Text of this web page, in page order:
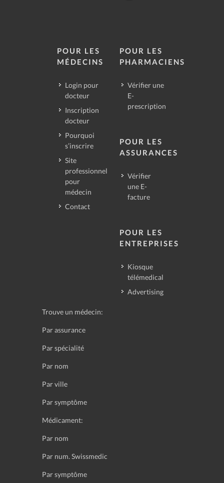
POUR LES
MÉDECINS
Login pour
docteur
Inscription
docteur
Pourquoi
s’inscrire
Site
professionnel
pour
médecin
Contact
POUR LES
PHARMACIENS
Vérifier une
E-
prescription
POUR LES
ASSURANCES
Vérifier
une E-
facture
POUR LES
ENTREPRISES
Kiosque
télémedical
Advertising
Trouve un médecin:
Par assurance
Par spécialité
Par nom
Par ville
Par symptôme
Médicament:
Par nom
Par num. Swissmedic
Par symptôme